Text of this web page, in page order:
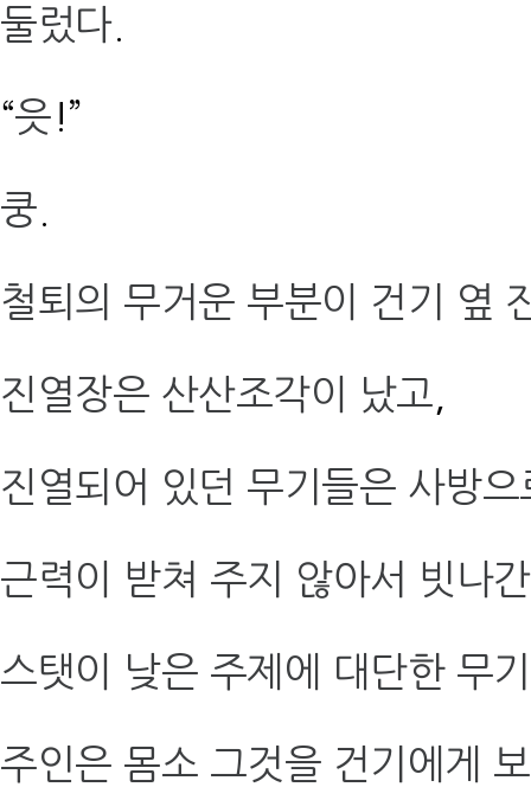
둘렀다.
“읏 !”
쿵
철퇴의 무거운 부분이 건기 옆
진열장은 산산조각이 났고
진열되어 있던 무기들은 사방
근력이 받쳐 주지 않아서 빗나
스탯이 낮은 주제에 대단한 무
주인은 몸소 그것을 건기에게